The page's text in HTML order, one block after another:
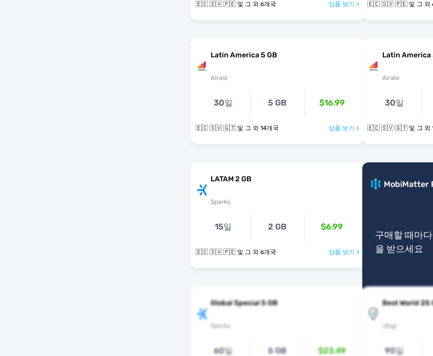
🇪🇨 🇸🇻 🇵🇪 및 그 외 6개국 상품 보기 > 🇪🇨 🇸🇻 🇵🇪 및
Latin America 5 GB
Airalo
30일 5 GB $16.99
🇪🇨 🇸🇻 🇬🇹 및 그 외 14개국 상품 보기 >
Latin America
Airalo
30일
🇪🇨 🇸🇻 🇬🇹 및
LATAM 2 GB
Sparks
15일 2 GB $6.99
🇪🇨 🇸🇻 🇵🇪 및 그 외 6개국 상품 보기 >
MobiMatter
구매할 때마
을 받으세요
Global Special 5 GB
Sparks
60일 5 GB $23.49
Best World 25
Ubigi
90일